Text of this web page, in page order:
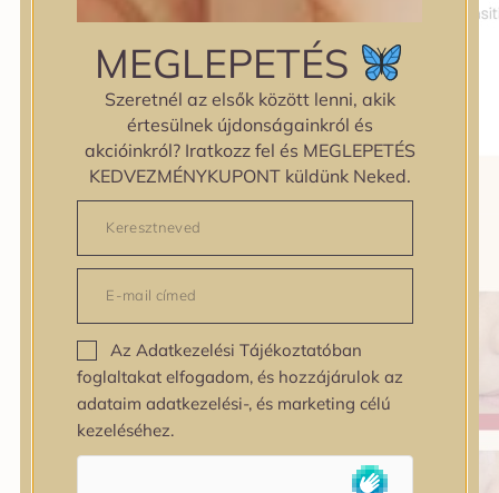
MEGLEPETÉS
Szeretnél az elsők között lenni, akik
értesülnek újdonságainkról és
akcióinkról? Iratkozz fel és MEGLEPETÉS
KEDVEZMÉNYKUPONT küldünk Neked.
Az Adatkezelési Tájékoztatóban
foglaltakat elfogadom, és hozzájárulok az
adataim adatkezelési-, és marketing célú
kezeléséhez.